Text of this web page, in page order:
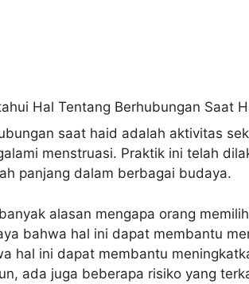
saat haid adalah aktivitas
menstruasi. Praktik ini telah
panjang dalam berbagai budaya.
alasan mengapa orang
bahwa hal ini dapat membantu
hal ini dapat membantu
ada juga beberapa risiko yang